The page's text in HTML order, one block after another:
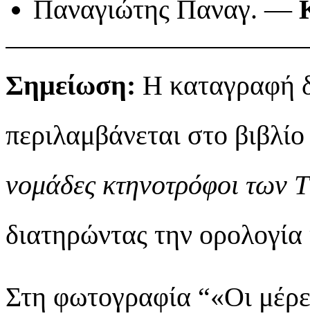
Παναγιώτης Παναγ. —
Σημείωση: Η καταγραφή
περιλαμβάνεται στο
νομάδες κτηνοτρόφοι των
διατηρώντας την
Στη φωτογραφία “«Οι